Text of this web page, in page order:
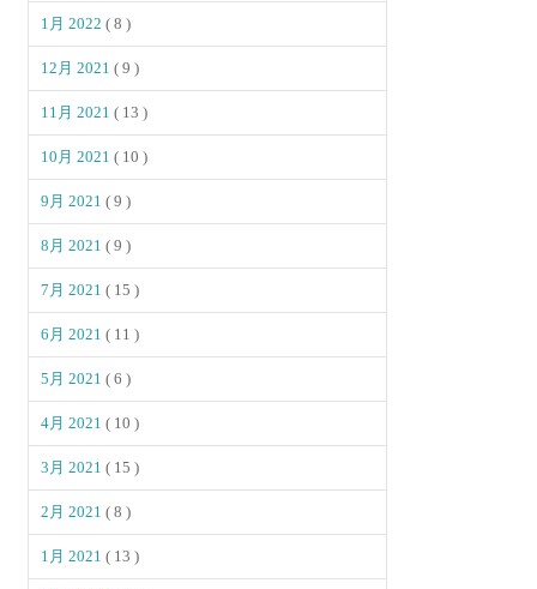
1月 2022( 8 )
12月 2021( 9 )
11月 2021( 13 )
10月 2021( 10 )
9月 2021( 9 )
8月 2021( 9 )
7月 2021( 15 )
6月 2021( 11 )
5月 2021( 6 )
4月 2021( 10 )
3月 2021( 15 )
2月 2021( 8 )
1月 2021( 13 )